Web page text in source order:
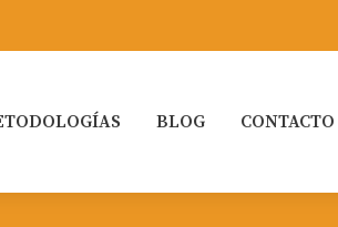
BLOG CONTACTO